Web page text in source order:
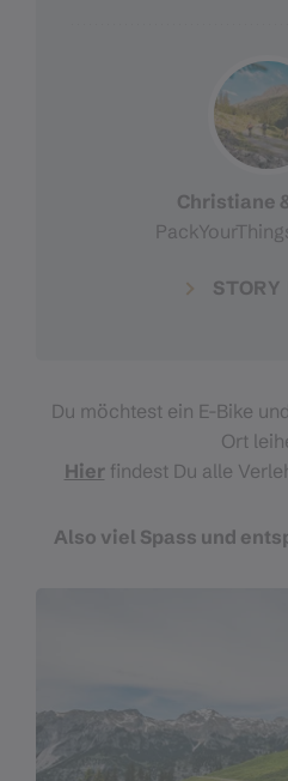
Christiane
STORY
Du möchtest ein E-Bike
Ort
Hierfindest Du alle
Also viel Spass und